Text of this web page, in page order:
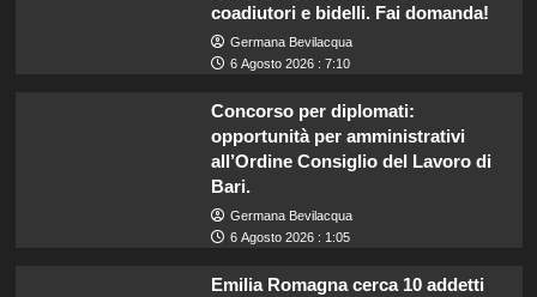
coadiutori e bidelli. Fai domanda!
Germana Bevilacqua
6 Agosto 2026 : 7:10
Concorso per diplomati:
opportunità per amministrativi
all’Ordine Consiglio del Lavoro di
Bari.
Germana Bevilacqua
6 Agosto 2026 : 1:05
Emilia Romagna cerca 10 addetti